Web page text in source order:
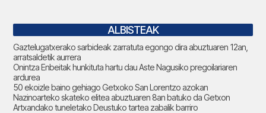
ALBISTEAK
Gaztelugatxerako sarbideak zarratuta egongo dira abuztuaren 12an,
arratsaldetik aurrera
Onintza Enbeitak hunkituta hartu dau Aste Nagusiko pregoilariaren
ardurea
50 ekoizle baino gehiago Getxoko San Lorentzo azokan
Nazinoarteko skateko elitea abuztuaren 8an batuko da Getxon
Artxandako tuneletako Deustuko tartea zabalik barriro